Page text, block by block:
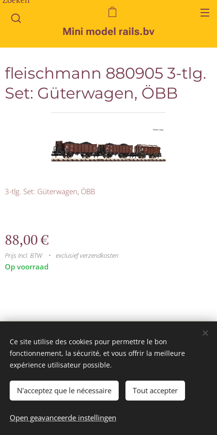
Mini model rails.bv
fleischmann 880905 3-tlg.
Set: Güterwagen, ÖBB
3-tlg. Set: Güterwagen, ÖBB
88,00€
Prijs Incl. BTW exclusief verzendkosten
Op voorraad
Toevoegen aan de winkelwagen
mini model rails
Talen
Français
Nederlands
Ce site utilise des cookies pour permettre le bon
fonctionnement, la sécurité, et vous offrir la meilleure
expérience utilisateur possible.
N'acceptez que le nécessaire Tout accepter
Open geavanceerde instellingen